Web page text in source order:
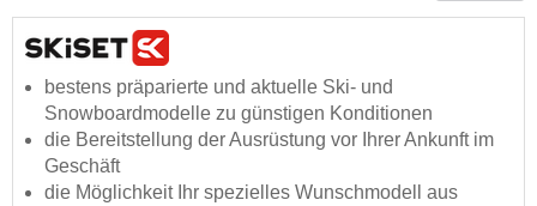
bestens präparierte und aktuelle Ski- und
Snowboardmodelle zu günstigen Konditionen
die Bereitstellung der Ausrüstung vor Ihrer Ankunft im
Geschäft
die Möglichkeit Ihr spezielles Wunschmodell aus